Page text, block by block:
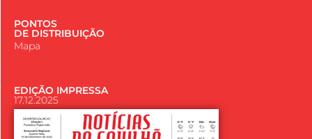
PONTOS
DE DISTRIBUIÇÃO
Mapa
EDIÇÃO IMPRESSA
17.12.2025